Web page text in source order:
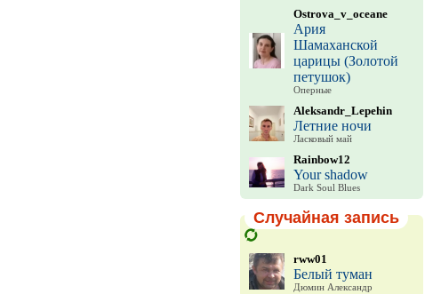
Ostrova_v_oceane
Ария
Шамаханской
царицы (Золотой
петушок)
Оперные
Aleksandr_Lepehin
Летние ночи
Ласковый май
Rainbow12
Your shadow
Dark Soul Blues
Случайная запись
rww01
Белый туман
Дюмин Александр